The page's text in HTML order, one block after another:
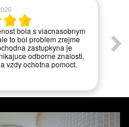
bola s viacnasobnym
to bol problem zrejme
zastupkyna je
odborne znalosti,
vzdy ochotna pomoct.